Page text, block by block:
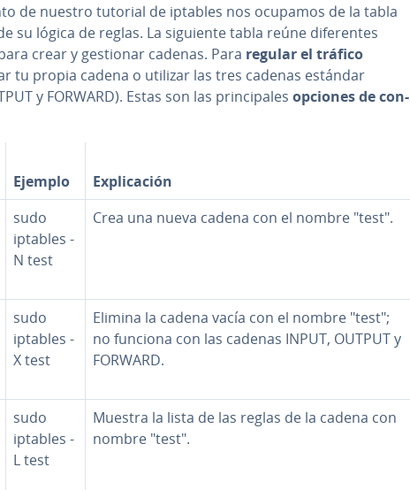
de nuestro tutorial de iptables nos ocupamos de la tabla
su lógica de reglas. La siguiente tabla reúne di­fe­re­n­tes
crear y gestionar cadenas. Para regular el tráfico
tu propia cadena o utilizar las tres cadenas estándar
y FORWARD). Estas son las pri­n­ci­pa­les opciones de co­n­
Ejemplo
Ex­pli­ca­ción
sudo
iptables -
N test
Crea una nueva cadena con el nombre "test".
sudo
iptables -
X test
Elimina la cadena vacía con el nombre "test";
no funciona con las cadenas INPUT, OUTPUT y
FORWARD.
sudo
iptables -
L test
Muestra la lista de las reglas de la cadena con
nombre "test".